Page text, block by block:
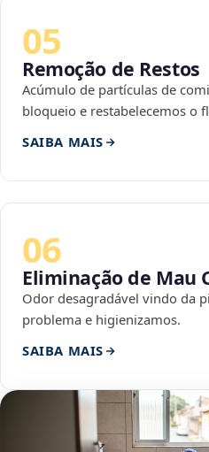
05
Remoção de Restos
Acúmulo de partículas de
bloqueio e restabelecemos o
SAIBA MAIS
06
Eliminação de Mau
Odor desagradável vindo da
problema e higienizamos.
SAIBA MAIS